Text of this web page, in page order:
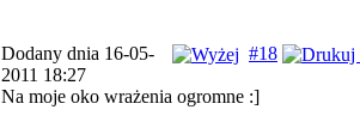
#18
Dodany dnia 16-05-
2011 18:27
Na moje oko wrażenia ogromne :]